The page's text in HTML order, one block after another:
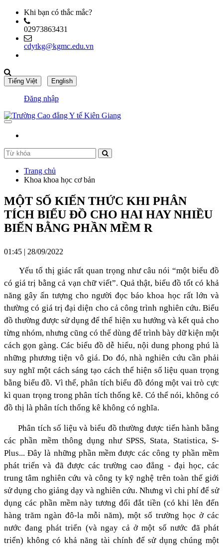
Khi bạn có thắc mắc?
02973863431
cdytkg@kgmc.edu.vn
Đăng nhập
Trang chủ
Khoa khoa học cơ bản
MỘT SỐ KIẾN THỨC KHI PHÂN
TÍCH BIỂU ĐỒ CHO HAI HAY NHIỀU
BIẾN BẰNG PHẦN MỀM R
01:45 | 28/09/2022
Yếu tố thị giác rất quan trọng như câu nói “một biểu đồ
có giá trị bằng cả vạn chữ viết”. Quả thật, biểu đồ tốt có khả
năng gây ấn tượng cho người đọc báo khoa học rất lớn và
thường có giá trị đại diện cho cả công trình nghiên cứu. Biểu
đồ thường được sử dụng để thể hiện xu hướng và kết quả cho
từng nhóm, nhưng cũng có thể dùng để trình bày dữ kiện một
cách gọn gàng. Các biểu đồ dễ hiểu, nội dung phong phú là
những phương tiện vô giá. Do đó, nhà nghiên cứu cần phải
suy nghĩ một cách sáng tạo cách thể hiện số liệu quan trọng
bằng biểu đồ. Vì thế, phân tích biểu đồ đóng một vai trò cực
kì quan trọng trong phân tích thống kê. Có thể nói, không có
đồ thị là phân tích thống kê không có nghĩa.
Phân tích số liệu và biểu đồ thường được tiến hành bằng
các phần mềm thông dụng như SPSS, Stata, Statistica, S-
Plus... Đây là những phần mềm được các công ty phần mềm
phát triển và đã được các trường cao đẳng - đại học, các
trung tâm nghiên cứu và công ty kỹ nghệ trên toàn thế giới
sử dụng cho giảng dạy và nghiên cứu. Nhưng vì chi phí để sử
dụng các phần mềm này tương đối đắt tiền (có khi lên đến
hàng trăm ngàn đô-la mỗi năm), một số trường học ở các
nước đang phát triển (và ngay cả ở một số nước đã phát
triển) không có khả năng tài chính để sử dụng chúng một